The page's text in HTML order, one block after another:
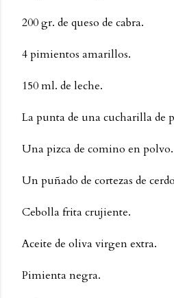
200 gr. de queso de cabra.
4 pimientos amarillos.
150 ml. de leche.
La punta de una cucharilla de
Una pizca de comino en polvo.
Un puñado de cortezas de
Cebolla frita crujiente.
Aceite de oliva virgen extra.
Pimienta negra.